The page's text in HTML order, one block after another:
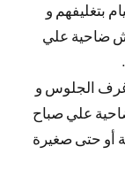
بتغليفهم و
ضاحية علي
غرف الجلوس و
علي صباح
أو حتى صغيرة